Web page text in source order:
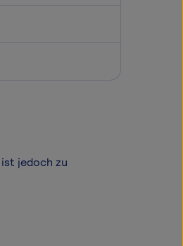
jedoch zu